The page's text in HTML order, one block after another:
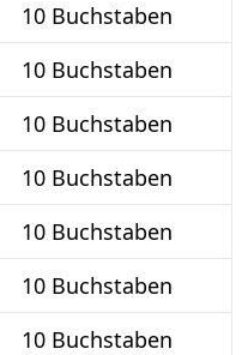
10 Buchstaben
10 Buchstaben
10 Buchstaben
10 Buchstaben
10 Buchstaben
10 Buchstaben
10 Buchstaben